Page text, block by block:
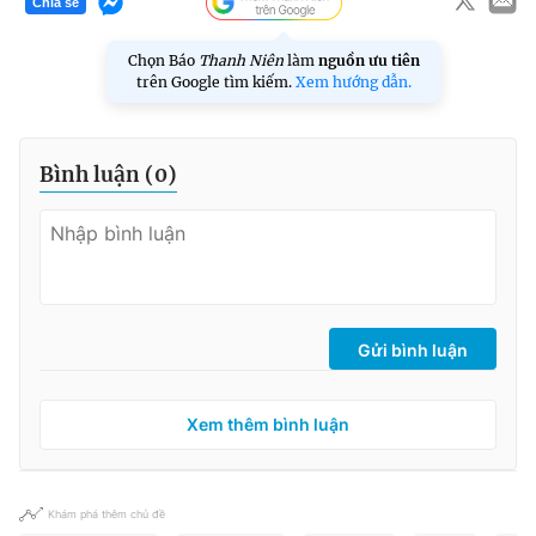
Chọn Báo Thanh Niên làm nguồn ưu tiên
trên Google tìm kiếm. Xem hướng dẫn.
Bình luận (0)
Gửi bình luận
Xem thêm bình luận
Khám phá thêm chủ đề